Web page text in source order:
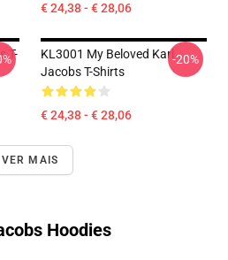
€ 24,38 - € 28,06
T-
KL3001 My Beloved Karl
Jacobs T-Shirts
€ 24,38 - € 28,06
-20%
VER MAIS
Hoodies